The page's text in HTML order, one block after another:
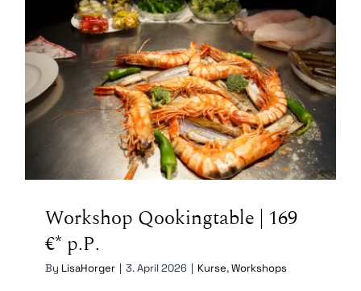
Warenkorb
Workshop Qookingtable | 169
€* p.P.
Workshop Qookingtable | 169
€* p.P.
By LisaHorger | 3. April 2026 | Kurse,Workshops